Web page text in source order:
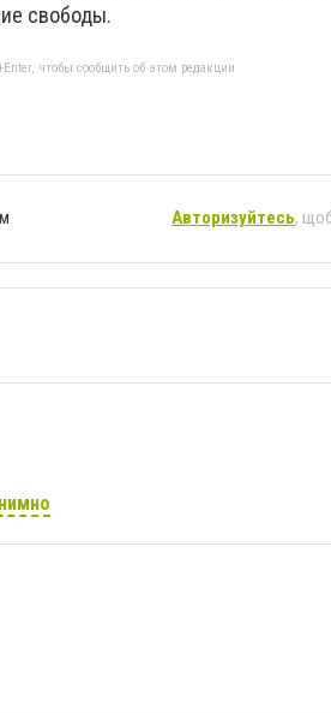
свободы.
чтобы сообщить об этом редакции
Авторизуйтесь,